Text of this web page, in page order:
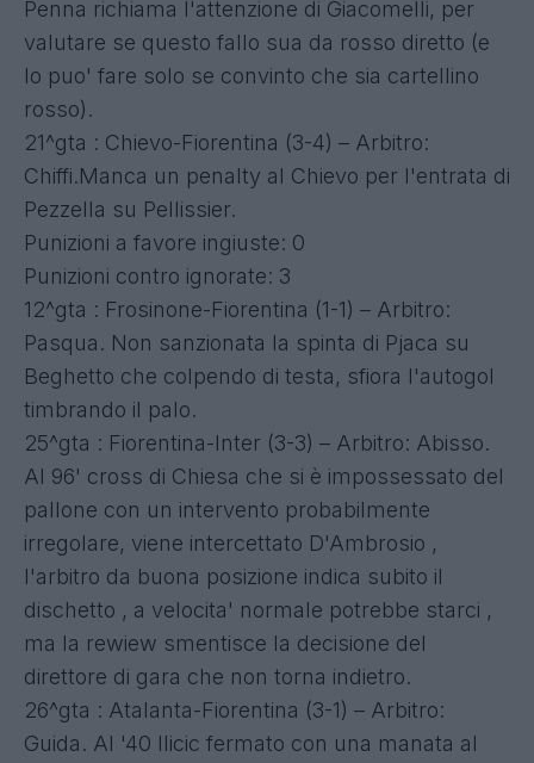
Penna richiama l'attenzione di Giacomelli, per
valutare se questo fallo sua da rosso diretto (e
lo puo' fare solo se convinto che sia cartellino
rosso).
21^gta : Chievo-Fiorentina (3-4) – Arbitro:
Chiffi.Manca un penalty al Chievo per l'entrata di
Pezzella su Pellissier.
Punizioni a favore ingiuste: 0
Punizioni contro ignorate: 3
12^gta : Frosinone-Fiorentina (1-1) – Arbitro:
Pasqua. Non sanzionata la spinta di Pjaca su
Beghetto che colpendo di testa, sfiora l'autogol
timbrando il palo.
25^gta : Fiorentina-Inter (3-3) – Arbitro: Abisso.
Al 96' cross di Chiesa che si è impossessato del
pallone con un intervento probabilmente
irregolare, viene intercettato D'Ambrosio ,
l'arbitro da buona posizione indica subito il
dischetto , a velocita' normale potrebbe starci ,
ma la rewiew smentisce la decisione del
direttore di gara che non torna indietro.
26^gta : Atalanta-Fiorentina (3-1) – Arbitro:
Guida. Al '40 Ilicic fermato con una manata al